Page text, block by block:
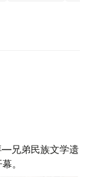
兄弟民族文学遗
。